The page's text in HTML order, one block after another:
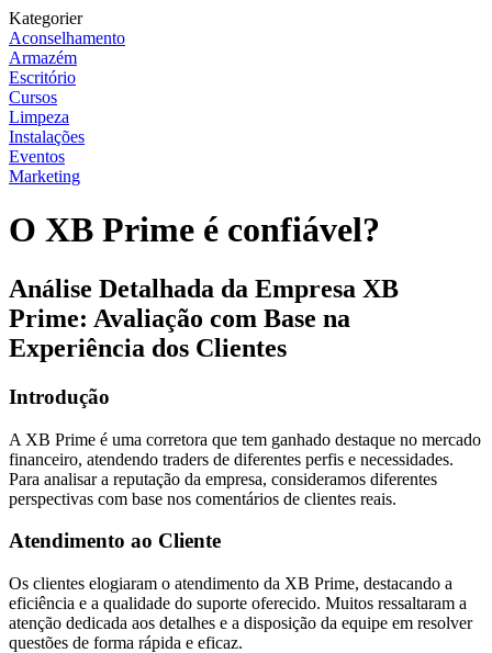
Kategorier
Aconselhamento
Armazém
Escritório
Cursos
Limpeza
Instalações
Eventos
Marketing
O XB Prime é confiável?
Análise Detalhada da Empresa XB
Prime: Avaliação com Base na
Experiência dos Clientes
Introdução
A XB Prime é uma corretora que tem ganhado destaque no mercado
financeiro, atendendo traders de diferentes perfis e necessidades.
Para analisar a reputação da empresa, consideramos diferentes
perspectivas com base nos comentários de clientes reais.
Atendimento ao Cliente
Os clientes elogiaram o atendimento da XB Prime, destacando a
eficiência e a qualidade do suporte oferecido. Muitos ressaltaram a
atenção dedicada aos detalhes e a disposição da equipe em resolver
questões de forma rápida e eficaz.